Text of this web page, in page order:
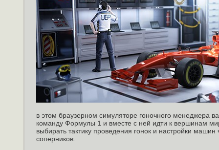
в этом браузерном симуляторе гоночного менеджера
команду Формулы 1 и вместе с ней идти к вершинам
выбирать тактику проведения гонок и настройки машин
соперников.